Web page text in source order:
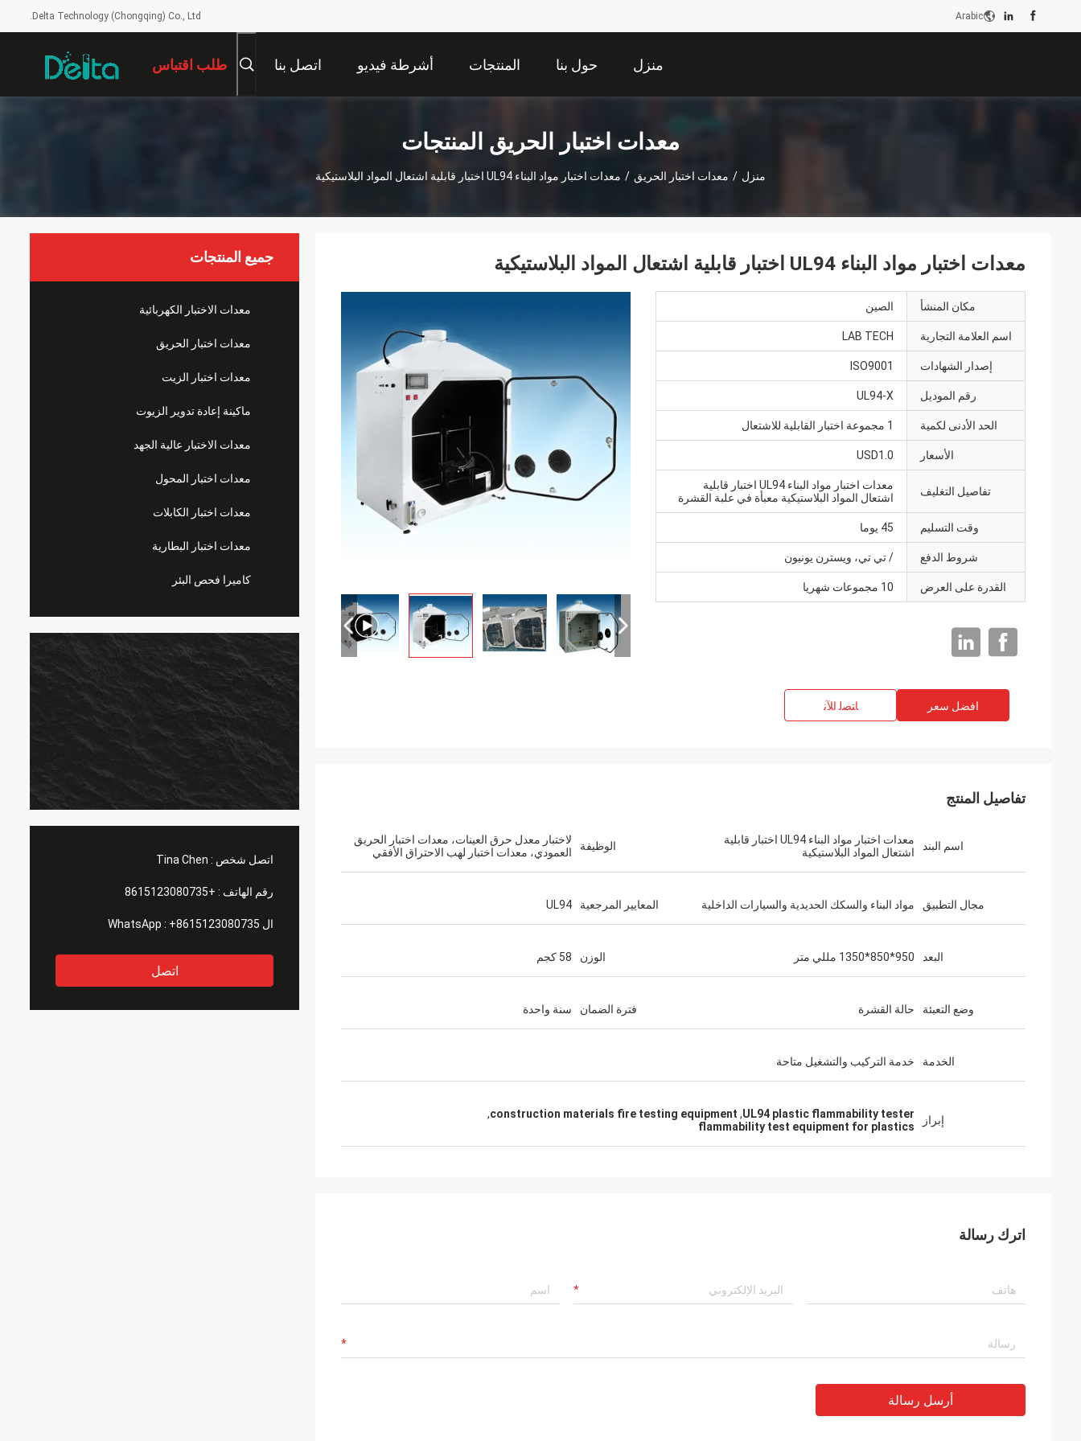
Delta Technology (Chongqing) Co., Ltd. Arabic
منزل حول بنا المنتجات أشرطة فيديو اتصل بنا طلب اقتباس
معدات اختبار الحريق المنتجات
منزل / معدات اختبار الحريق / معدات اختبار مواد البناء UL94 اختبار قابلية اشتعال المواد البلاستيكية
جميع المنتجات
معدات الاختبار الكهربائية
معدات اختبار الحريق
معدات اختبار الزيت
ماكينة إعادة تدوير الزيوت
معدات الاختبار عالية الجهد
معدات اختبار المحول
معدات اختبار الكابلات
معدات اختبار البطارية
كاميرا فحص البئر
اتصل شخص : Tina Chen
رقم الهاتف : +8615123080735
ال WhatsApp : +8615123080735
اتصل
معدات اختبار مواد البناء UL94 اختبار قابلية اشتعال المواد البلاستيكية
مكان المنشأ الصين
اسم العلامة التجارية LAB TECH
إصدار الشهادات ISO9001
رقم الموديل UL94-X
الحد الأدنى لكمية 1 مجموعة اختبار القابلية للاشتعال
الأسعار USD1.0
تفاصيل التغليف
معدات اختبار مواد البناء UL94 اختبار قابلية
اشتعال المواد البلاستيكية معبأة في علبة القشرة
وقت التسليم 45 يوما
شروط الدفع / تي تي، ويسترن يونيون
القدرة على العرض 10 مجموعات شهريا
افضل سعر ﺎﺘﺼﻟ ﺍﻶﻧ
تفاصيل المنتج
اسم البند
معدات اختبار مواد البناء UL94 اختبار قابلية
اشتعال المواد البلاستيكية
الوظيفة
لاختبار معدل حرق العينات، معدات اختبار الحريق
العمودي، معدات اختبار لهب الاحتراق الأفقي
مجال التطبيق مواد البناء والسكك الحديدية والسيارات الداخلية المعايير المرجعية UL94
البعد 950*850*1350 مللي متر الوزن 58 كجم
وضع التعبئة حالة القشرة فترة الضمان سنة واحدة
الخدمة خدمة التركيب والتشغيل متاحة
إبراز UL94 plastic flammability tester
,
construction materials fire testing equipment
,
flammability test equipment for plastics
اترك رسالة
أرسل رسالة